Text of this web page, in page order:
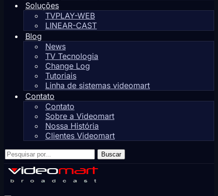
Soluções
TVPLAY-WEB
LINEAR-CAST
Blog
News
TV Tecnologia
Change Log
Tutoriais
Linha de sistemas videomart
Contato
Contato
Sobre a Videomart
Nossa História
Clientes Videomart
Pesquisar
Buscar